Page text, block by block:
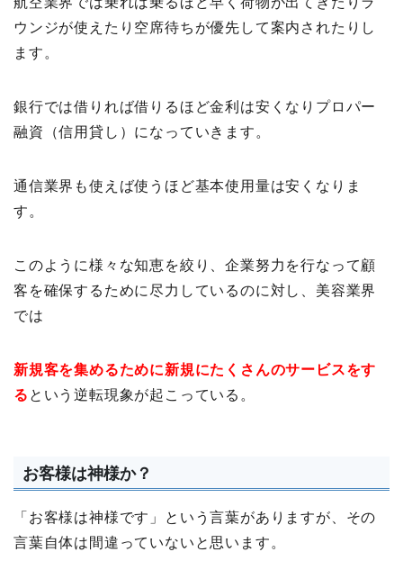
ウンジが使えたり空席待ちが優先して案内されたりし
ます。
銀行では借りれば借りるほど金利は安くなりプロパー
融資（信用貸し）になっていきます。
通信業界も使えば使うほど基本使用量は安くなりま
す。
このように様々な知恵を絞り、企業努力を行なって顧
客を確保するために尽力しているのに対し、美容業界
では
新規客を集めるために新規にたくさんのサービスをす
る という逆転現象が起こっている。
お客様は神様か？
「お客様は神様です」という言葉がありますが、その
言葉自体は間違っていないと思います。